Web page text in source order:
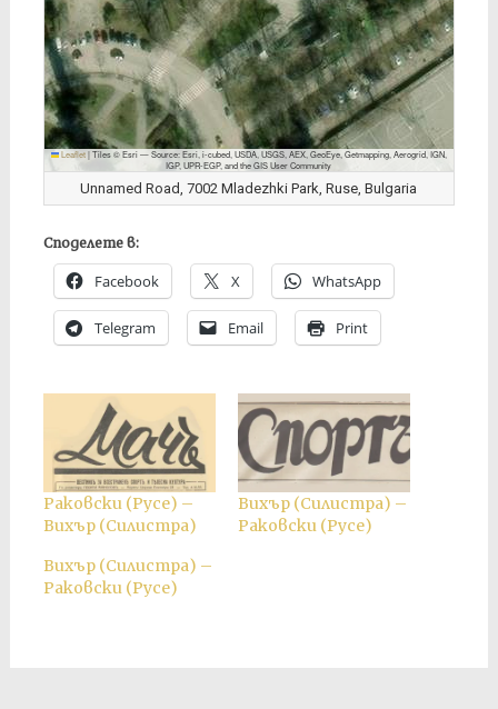
Leaflet |Tiles © Esri — Source: Esri, i-cubed, USDA, USGS, AEX, GeoEye, Getmapping, Aerogrid, IGN,
IGP, UPR-EGP, and the GIS User Community
Unnamed Road, 7002 Mladezhki Park, Ruse, Bulgaria
Споделете в:
Facebook X WhatsApp
Telegram Email Print
Раковски (Русе) –
Вихър (Силистра)
Вихър (Силистра) –
Раковски (Русе)
Вихър (Силистра) –
Раковски (Русе)